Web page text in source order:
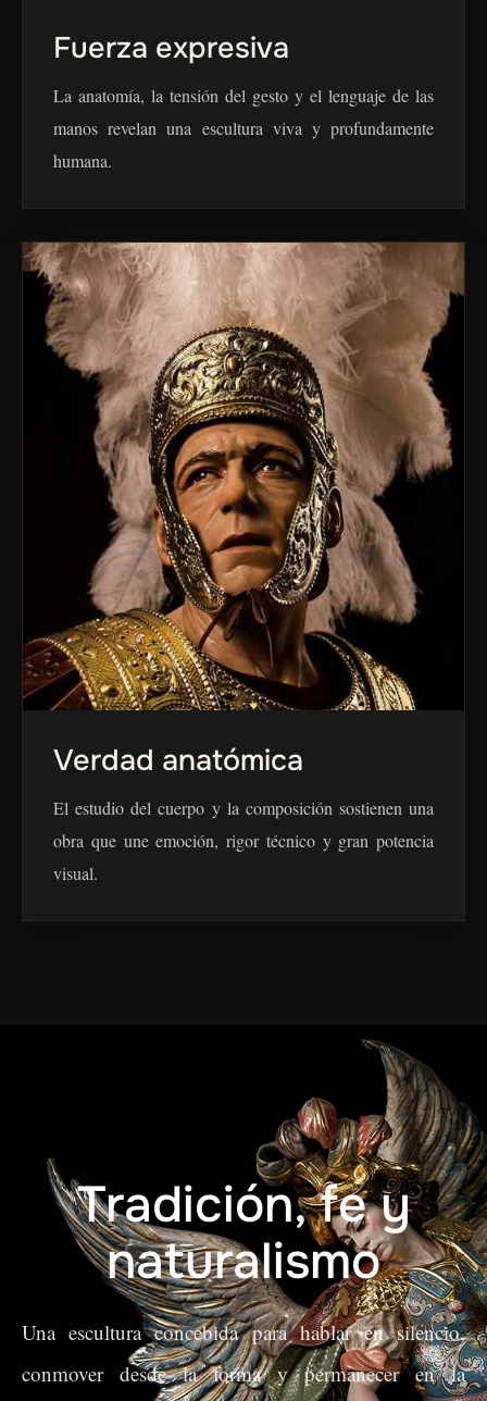
Fuerza expresiva
La anatomía, la tensión del gesto y el lenguaje de las
manos revelan una escultura viva y profundamente
humana.
Verdad anatómica
El estudio del cuerpo y la composición sostienen una
obra que une emoción, rigor técnico y gran potencia
visual.
Tradición, fe y
naturalismo
Una escultura concebida para hablar en silencio,
conmover desde la forma y permanecer en la